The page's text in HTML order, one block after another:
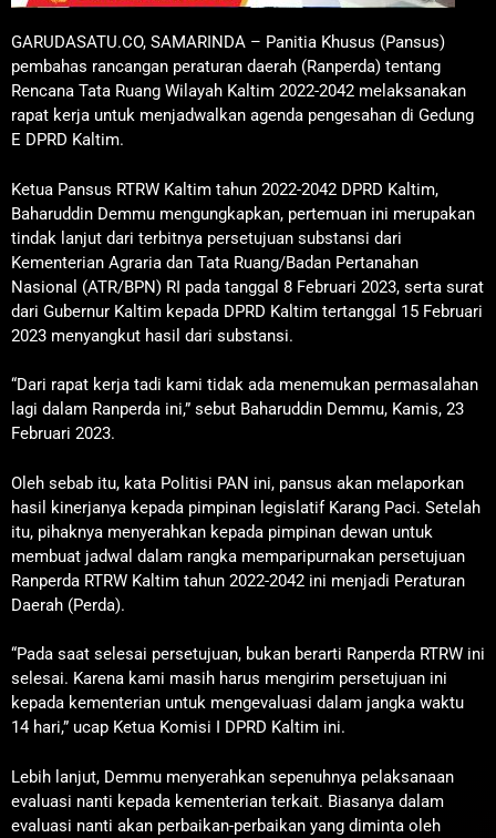
GARUDASATU.CO, SAMARINDA – Panitia Khusus (Pansus)
pembahas rancangan peraturan daerah (Ranperda) tentang
Rencana Tata Ruang Wilayah Kaltim 2022-2042 melaksanakan
rapat kerja untuk menjadwalkan agenda pengesahan di Gedung
E DPRD Kaltim.
Ketua Pansus RTRW Kaltim tahun 2022-2042 DPRD Kaltim,
Baharuddin Demmu mengungkapkan, pertemuan ini merupakan
tindak lanjut dari terbitnya persetujuan substansi dari
Kementerian Agraria dan Tata Ruang/Badan Pertanahan
Nasional (ATR/BPN) RI pada tanggal 8 Februari 2023, serta surat
dari Gubernur Kaltim kepada DPRD Kaltim tertanggal 15 Februari
2023 menyangkut hasil dari substansi.
“Dari rapat kerja tadi kami tidak ada menemukan permasalahan
lagi dalam Ranperda ini,” sebut Baharuddin Demmu, Kamis, 23
Februari 2023.
Oleh sebab itu, kata Politisi PAN ini, pansus akan melaporkan
hasil kinerjanya kepada pimpinan legislatif Karang Paci. Setelah
itu, pihaknya menyerahkan kepada pimpinan dewan untuk
membuat jadwal dalam rangka memparipurnakan persetujuan
Ranperda RTRW Kaltim tahun 2022-2042 ini menjadi Peraturan
Daerah (Perda).
“Pada saat selesai persetujuan, bukan berarti Ranperda RTRW ini
selesai. Karena kami masih harus mengirim persetujuan ini
kepada kementerian untuk mengevaluasi dalam jangka waktu
14 hari,” ucap Ketua Komisi I DPRD Kaltim ini.
Lebih lanjut, Demmu menyerahkan sepenuhnya pelaksanaan
evaluasi nanti kepada kementerian terkait. Biasanya dalam
evaluasi nanti akan perbaikan-perbaikan yang diminta oleh